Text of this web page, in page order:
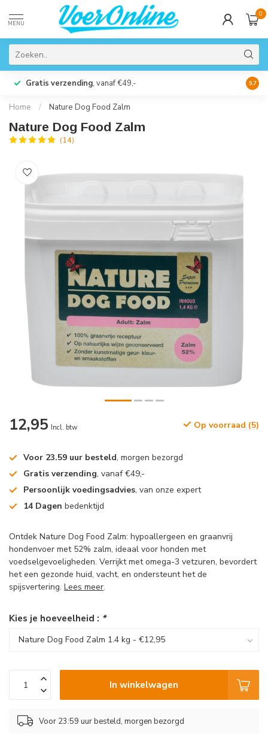
MENU
0
Gratis verzending, vanaf €49,- 9.7
Home / Nature Dog Food Zalm
Nature Dog Food Zalm
(14)
12,95 Incl. btw Op voorraad (5)
Voor 23.59 uur besteld, morgen bezorgd
Gratis verzending, vanaf €49,-
Persoonlijk voedingsadvies, van onze expert
14 Dagen bedenktijd
Ontdek Nature Dog Food Zalm: hypoallergeen en graanvrij
hondenvoer met 52% zalm, ideaal voor honden met
voedselgevoeligheden. Verrijkt met omega-3 vetzuren, bevordert
het een gezonde huid, vacht, en ondersteunt het de
spijsvertering. Lees meer.
Kies je hoeveelheid : *
In winkelwagen
Voor 23:59 uur besteld, morgen bezorgd